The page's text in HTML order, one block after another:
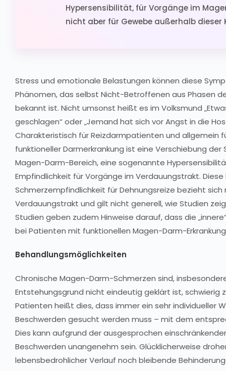
Hypersensibilität, für Vorgänge im
nicht aber für Gewebe außerhalb dieser
Stress und emotionale Belastungen können diese
Phänomen, das selbst Nicht-Betroffenen aus Phasen
bekannt ist. Nicht umsonst heißt es im Volksmund
geschlagen“ oder „Jemand hat sich vor Angst in die
Charakteristisch für Reizdarmpatienten und allgemein
funktioneller Darmerkrankung ist eine Verschiebung der
Magen-Darm-Bereich, eine sogenannte
Empfindlichkeit für Vorgänge im Verdauungstrakt.
Schmerzempfindlichkeit für Dehnungsreize bezieht sich
Verdauungstrakt und gilt nicht generell, wie Studien
Studien geben zudem Hinweise darauf, dass die
bei Patienten mit funktionellen Magen-Darm-
Behandlungsmöglichkeiten
Chronische Magen-Darm-Schmerzen sind,
Entstehungsgrund nicht eindeutig geklärt ist, schwierig
Patienten heißt dies, dass immer ein sehr individueller
Beschwerden gesucht werden muss – mit dem
Dies kann aufgrund der ausgesprochen
Beschwerden unangenehm sein. Glücklicherweise
lebensbedrohlicher Verlauf noch bleibende